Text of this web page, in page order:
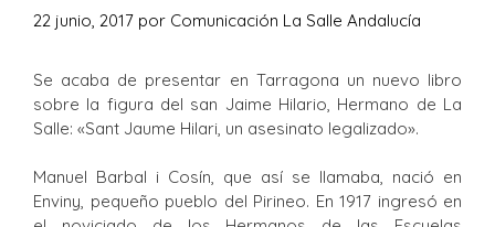
22 junio, 2017 por Comunicación La Salle Andalucía
Se acaba de presentar en Tarragona un nuevo libro
sobre la figura del san Jaime Hilario, Hermano de La
Salle: «Sant Jaume Hilari, un asesinato legalizado».
Manuel Barbal i Cosín, que así se llamaba, nació en
Enviny, pequeño pueblo del Pirineo. En 1917 ingresó en